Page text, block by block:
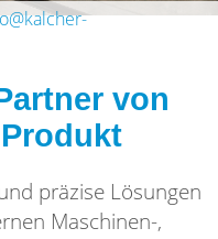
von
präzise Lösungen
Maschinen-,